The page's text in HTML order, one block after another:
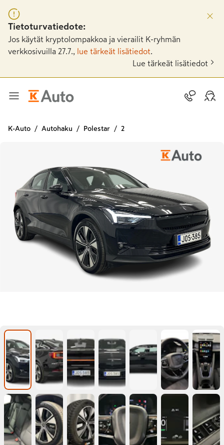
Tietoturvatiedote:
Jos käytät kryptolompakkoa ja vierailit K-ryhmän
verkkosivuilla 27.7.,
lue tärkeät lisätiedot
Lue tärkeät lisätiedot
K-Auto Autohaku Polestar 2